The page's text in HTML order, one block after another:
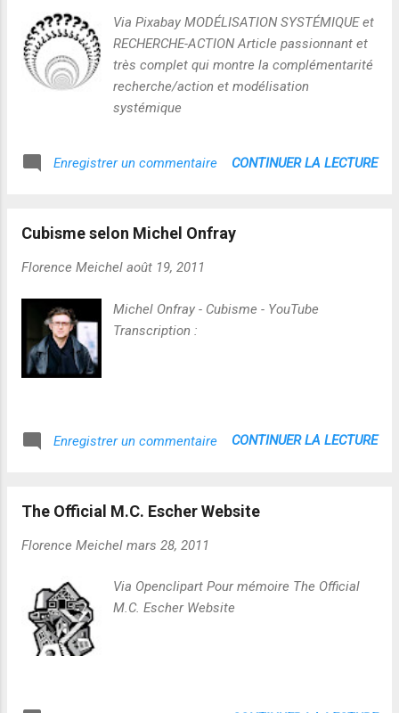
politiques, à toute nouvelle voie pour
affronter les problèmes vitaux et mortels de
notre époque. Nous pouvons voir que nous
pouvons commencer aujourd'hui une
réforme de l'éducation par introduction de la
individu, citoyen, humain. ""
Via Pixabay MODÉLISATION SYSTÉMIQUE et
RECHERCHE-ACTION Article passionnant et
très complet qui montre la complémentarité
recherche/action et modélisation
systémique
Enregistrer un commentaire CONTINUER LA LECTURE
Cubisme selon Michel Onfray
Florence Meichel août 19, 2011
Michel Onfray - Cubisme - YouTube
Transcription :
Enregistrer un commentaire CONTINUER LA LECTURE
The Official M.C. Escher Website
Florence Meichel mars 28, 2011
Via Openclipart Pour mémoire The Official
M.C. Escher Website